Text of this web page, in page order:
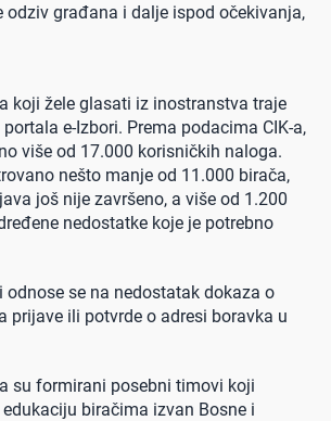
odziv građana i dalje ispod očekivanja,
koji žele glasati iz inostranstva traje
e-Izbori. Prema podacima CIK-a,
više od 17.000 korisničkih naloga.
nešto manje od 11.000 birača,
još nije završeno, a više od 1.200
nedostatke koje je potrebno
odnose se na nedostatak dokaza o
prijave ili potvrde o adresi boravka u
su formirani posebni timovi koji
biračima izvan Bosne i